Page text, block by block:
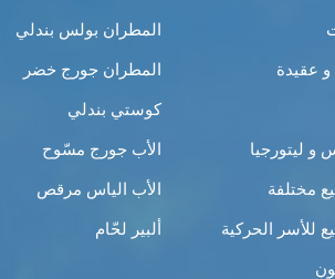
و عقيدة
ليتورجيا
مختلفة
للأسر الحركية
المطران بولس بندلي
المطران جورج خضر
كوستي بندلي
الأب جورج مسّوح
الأب الياس مرقص
ألبير لحّام